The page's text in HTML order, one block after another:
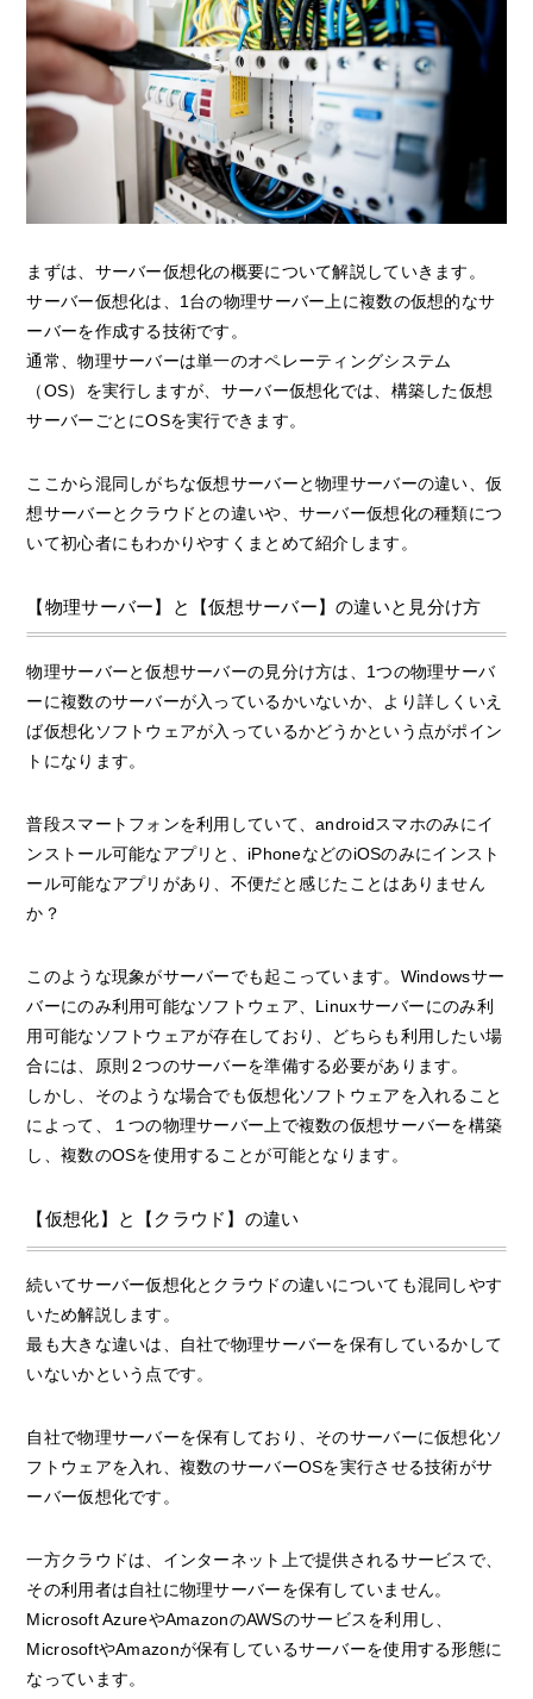
まずは、サーバー仮想化の概要について解説していきます。
サーバー仮想化は、1台の物理サーバー上に複数の仮想的なサ
ーバーを作成する技術です。
通常、物理サーバーは単一のオペレーティングシステム
（OS）を実行しますが、サーバー仮想化では、構築した仮想
サーバーごとにOSを実行できます。
ここから混同しがちな仮想サーバーと物理サーバーの違い、仮
想サーバーとクラウドとの違いや、サーバー仮想化の種類につ
いて初心者にもわかりやすくまとめて紹介します。
【物理サーバー】と【仮想サーバー】の違いと見分け方
物理サーバーと仮想サーバーの見分け方は、1つの物理サーバ
ーに複数のサーバーが入っているかいないか、より詳しくいえ
ば仮想化ソフトウェアが入っているかどうかという点がポイン
トになります。
普段スマートフォンを利用していて、androidスマホのみにイ
ンストール可能なアプリと、iPhoneなどのiOSのみにインスト
ール可能なアプリがあり、不便だと感じたことはありません
か？
このような現象がサーバーでも起こっています。Windowsサー
バーにのみ利用可能なソフトウェア、Linuxサーバーにのみ利
用可能なソフトウェアが存在しており、どちらも利用したい場
合には、原則２つのサーバーを準備する必要があります。
しかし、そのような場合でも仮想化ソフトウェアを入れること
によって、１つの物理サーバー上で複数の仮想サーバーを構築
し、複数のOSを使用することが可能となります。
【仮想化】と【クラウド】の違い
続いてサーバー仮想化とクラウドの違いについても混同しやす
いため解説します。
最も大きな違いは、自社で物理サーバーを保有しているかして
いないかという点です。
自社で物理サーバーを保有しており、そのサーバーに仮想化ソ
フトウェアを入れ、複数のサーバーOSを実行させる技術がサ
ーバー仮想化です。
一方クラウドは、インターネット上で提供されるサービスで、
その利用者は自社に物理サーバーを保有していません。
Microsoft AzureやAmazonのAWSのサービスを利用し、
MicrosoftやAmazonが保有しているサーバーを使用する形態に
なっています。